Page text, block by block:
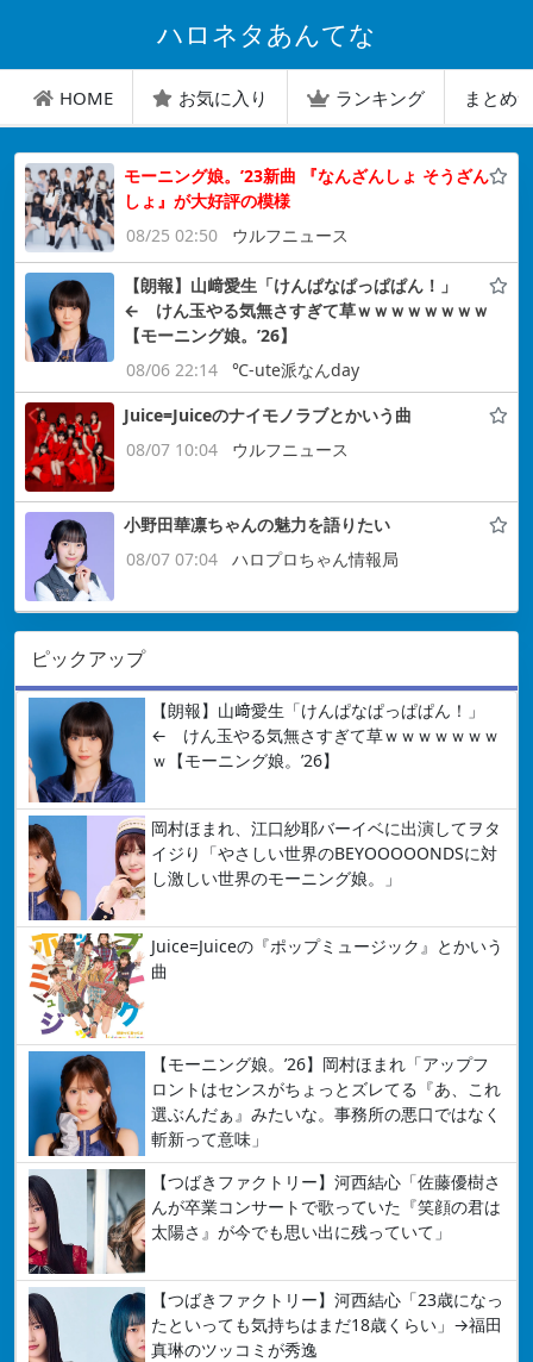
ハロネタあんてな
HOME お気に入り ランキング まとめ
モーニング娘。’23新曲 『なんざんしょ そうざん
しょ』が大好評の模様
08/25 02:50
ウルフニュース
【朗報】山﨑愛生「けんぱなぱっぱぱん！」
← けん玉やる気無さすぎて草ｗｗｗｗｗｗｗｗ
【モーニング娘。’26】
08/06 22:14
℃-ute派なんday
Juice=Juiceのナイモノラブとかいう曲
08/07 10:04
ウルフニュース
小野田華凛ちゃんの魅力を語りたい
08/07 07:04
ハロプロちゃん情報局
ピックアップ
【朗報】山﨑愛生「けんぱなぱっぱぱん！」
← けん玉やる気無さすぎて草ｗｗｗｗｗｗｗ
ｗ【モーニング娘。’26】
岡村ほまれ、江口紗耶バーイベに出演してヲタ
イジり「やさしい世界のBEYOOOOONDSに対
し激しい世界のモーニング娘。」
Juice=Juiceの『ポップミュージック』とかいう
曲
【モーニング娘。’26】岡村ほまれ「アップフ
ロントはセンスがちょっとズレてる『あ、これ
選ぶんだぁ』みたいな。事務所の悪口ではなく
斬新って意味」
【つばきファクトリー】河西結心「佐藤優樹さ
んが卒業コンサートで歌っていた『笑顔の君は
太陽さ』が今でも思い出に残っていて」
【つばきファクトリー】河西結心「23歳になっ
たといっても気持ちはまだ18歳くらい」→福田
真琳のツッコミが秀逸